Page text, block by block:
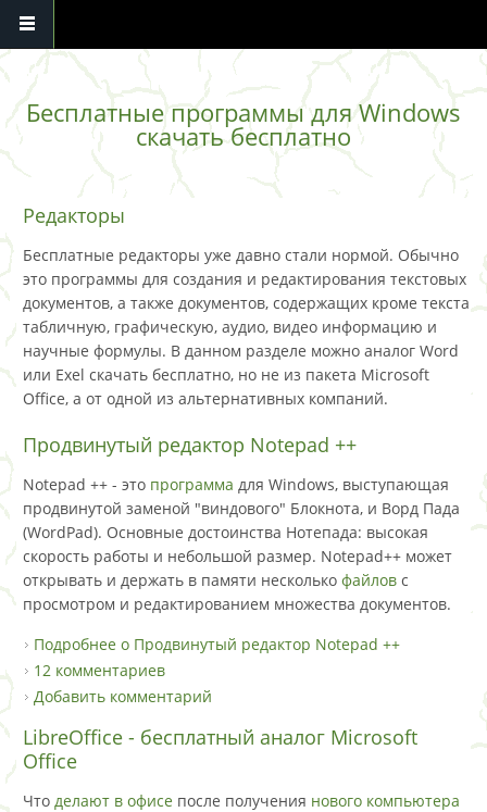
Перейти к основному содержанию
Бесплатные программы для Windows
скачать бесплатно
Редакторы
Бесплатные редакторы уже давно стали нормой. Обычно
это программы для создания и редактирования текстовых
документов, а также документов, содержащих кроме текста
табличную, графическую, аудио, видео информацию и
научные формулы. В данном разделе можно аналог Word
или Exel скачать бесплатно, но не из пакета Microsoft
Office, а от одной из альтернативных компаний.
Продвинутый редактор Notepad ++
Notepad ++ - это программа для Windows, выступающая
продвинутой заменой "виндового" Блокнота, и Ворд Пада
(WordPad). Основные достоинства Нотепада: высокая
скорость работы и небольшой размер. Notepad++ может
открывать и держать в памяти несколько файлов с
просмотром и редактированием множества документов.
Подробнее о Продвинутый редактор Notepad ++
12 комментариев
Добавить комментарий
LibreOffice - бесплатный аналог Microsoft
Office
Что делают в офисе после получения нового компьютера